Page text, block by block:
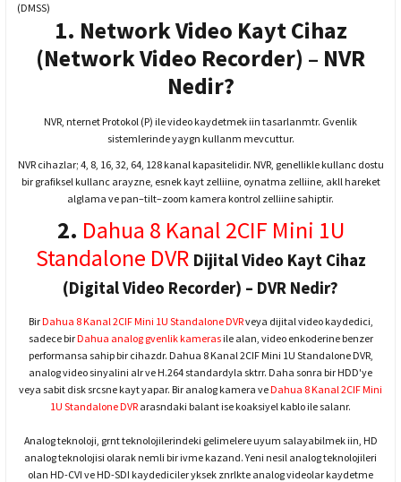
(DMSS)
1. Network Video Kayt Cihaz
(Network Video Recorder) – NVR
Nedir?
NVR, nternet Protokol (P) ile video kaydetmek iin tasarlanmtr. Gvenlik
sistemlerinde yaygn kullanm mevcuttur.
NVR cihazlar; 4, 8, 16, 32, 64, 128 kanal kapasitelidir. NVR, genellikle kullanc dostu
bir grafiksel kullanc arayzne, esnek kayt zelliine, oynatma zelliine, akll hareket
alglama ve pan–tilt–zoom kamera kontrol zelliine sahiptir.
2. Dahua 8 Kanal 2CIF Mini 1U
Standalone DVR Dijital Video Kayt Cihaz
(Digital Video Recorder) – DVR Nedir?
BirDahua 8 Kanal 2CIF Mini 1U Standalone DVRveya dijital video kaydedici,
sadece birDahua analog gvenlik kameras ile alan, video enkoderine benzer
performansa sahip bir cihazdr. Dahua 8 Kanal 2CIF Mini 1U Standalone DVR,
analog video sinyalini alr ve H.264 standardyla sktrr. Daha sonra bir HDD'ye
veya sabit disk srcsne kayt yapar. Bir analog kamera veDahua 8 Kanal 2CIF Mini
1U Standalone DVR arasndaki balant ise koaksiyel kablo ile salanr.
Analog teknoloji, grnt teknolojilerindeki gelimelere uyum salayabilmek iin, HD
analog teknolojisi olarak nemli bir ivme kazand. Yeni nesil analog teknolojileri
olan HD-CVI ve HD-SDI kaydediciler yksek znrlkte analog videolar kaydetme